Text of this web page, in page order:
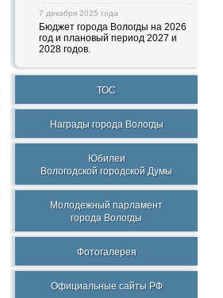
7 декабря 2025 года
Бюджет города Вологды на 2026
год и плановый период 2027 и
2028 годов.
ТОС
Награды города Вологды
Юбилеи
Вологодской городской Думы
Молодежный парламент
города Вологды
Фотогалерея
Официальные сайты РФ